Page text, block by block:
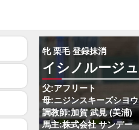
牝 栗毛 登録抹消
イシノルージュ
父:アフリート
母:ニジンスキーズシヨウ
調教師:加賀 武見 (美浦)
馬主:株式会社 サンデー